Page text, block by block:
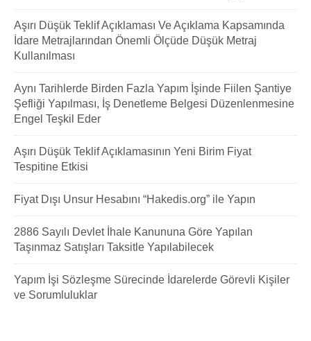
Aşırı Düşük Teklif Açıklaması Ve Açıklama Kapsamında
İdare Metrajlarından Önemli Ölçüde Düşük Metraj
Kullanılması
Aynı Tarihlerde Birden Fazla Yapım İşinde Fiilen Şantiye
Şefliği Yapılması, İş Denetleme Belgesi Düzenlenmesine
Engel Teşkil Eder
Aşırı Düşük Teklif Açıklamasının Yeni Birim Fiyat
Tespitine Etkisi
Fiyat Dışı Unsur Hesabını “Hakedis.org” ile Yapın
2886 Sayılı Devlet İhale Kanununa Göre Yapılan
Taşınmaz Satışları Taksitle Yapılabilecek
Yapım İşi Sözleşme Sürecinde İdarelerde Görevli Kişiler
ve Sorumluluklar